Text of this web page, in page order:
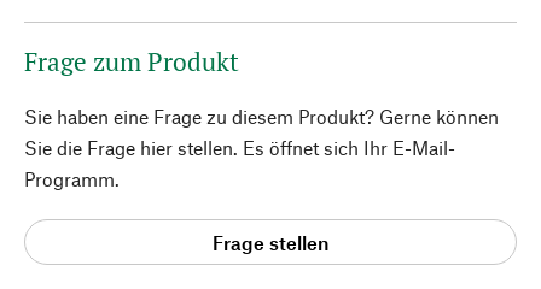
Frage zum Produkt
Sie haben eine Frage zu diesem Produkt? Gerne können
Sie die Frage hier stellen. Es öffnet sich Ihr E-Mail-
Programm.
Frage stellen